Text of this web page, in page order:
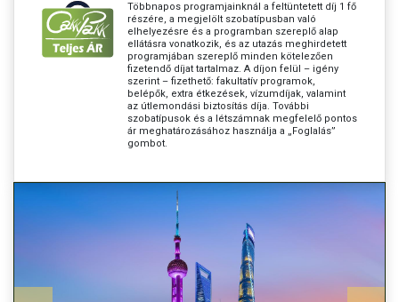
Többnapos programjainknál a feltüntetett díj 1 fő
részére, a megjelölt szobatípusban való
elhelyezésre és a programban szereplő alap
ellátásra vonatkozik, és az utazás meghirdetett
programjában szereplő minden kötelezően
fizetendő díjat tartalmaz. A díjon felül – igény
szerint – fizethető: fakultatív programok,
belépők, extra étkezések, vízumdíjak, valamint
az útlemondási biztosítás díja. További
szobatípusok és a létszámnak megfelelő pontos
ár meghatározásához használja a „Foglalás”
gombot.